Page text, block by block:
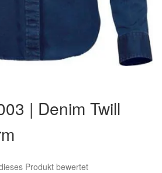
| Denim Twill
Produkt bewertet